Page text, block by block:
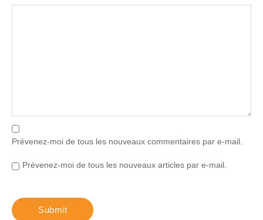
Prévenez-moi de tous les nouveaux commentaires par e-mail.
Prévenez-moi de tous les nouveaux articles par e-mail.